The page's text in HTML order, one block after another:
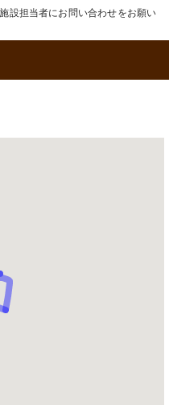
設担当者にお問い合わせをお願い